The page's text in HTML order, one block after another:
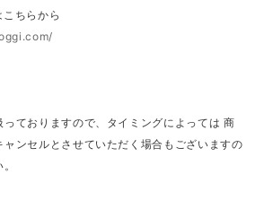
ちらから
っておりますので、タイミングによっては 商
ンセルとさせていただく場合もございますの